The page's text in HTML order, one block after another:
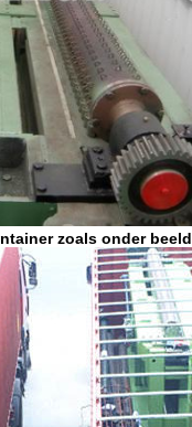
zoals onder beeld